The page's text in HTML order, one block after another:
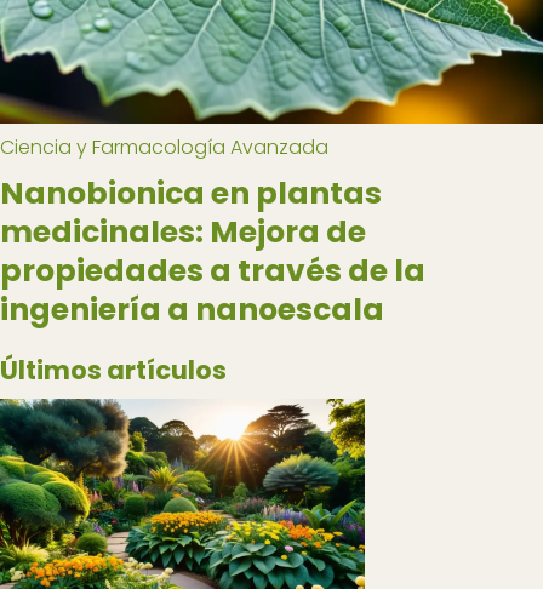
Ciencia y Farmacología Avanzada
Nanobionica en plantas
medicinales: Mejora de
propiedades a través de la
ingeniería a nanoescala
Últimos artículos